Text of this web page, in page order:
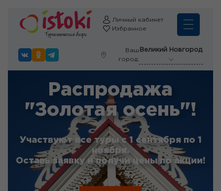
Личный кабинет
Избранное
Ваш
город:
Великий Новгород
Распродажа
"Золотая осень"!
Участвуют все туры с 1 сентября по 1
ноября.
Оставь заявку и получи цены по акции!